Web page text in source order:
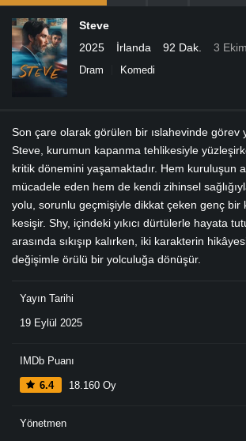
Steve
2025
İrlanda 92 Dak. 3
Dram Komedi
Son çare olarak görülen bir ıslahevinde görev
Steve, kurumun kapanma tehlikesiyle
kritik dönemini yaşamaktadır. Hem kuruluşun
mücadele eden hem de kendi zihinsel
yolu, sorunlu geçmişiyle dikkat çeken genç bir
kesişir. Shy, içindeki yıkıcı dürtülerle hayata
arasında sıkışıp kalırken, iki karakterin
değişimle örülü bir yolculuğa dönüşür.
Yayın Tarihi
19 Eylül 2025
IMDb Puanı
6.4 18.160 Oy
Yönetmen